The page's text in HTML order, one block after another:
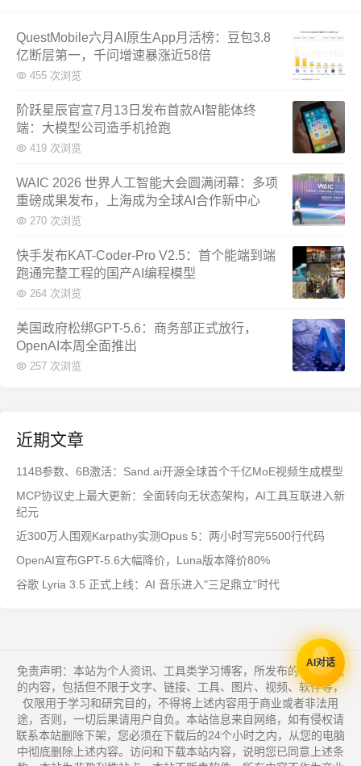
QuestMobile六月AI原生App月活榜：豆包3.8
亿断层第一，千问增速暴涨近58倍
455 次浏览
阶跃星辰官宣7月13日发布首款AI智能体终
端：大模型公司造手机抢跑
419 次浏览
WAIC 2026 世界人工智能大会圆满闭幕：多项
重磅成果发布，上海成为全球AI合作新中心
270 次浏览
快手发布KAT-Coder-Pro V2.5：首个能端到端
跑通完整工程的国产AI编程模型
264 次浏览
美国政府松绑GPT-5.6：商务部正式放行，
OpenAI本周全面推出
257 次浏览
近期文章
114B参数、6B激活：Sand.ai开源全球首个千亿MoE视频生成模型
MCP协议史上最大更新：全面转向无状态架构，AI工具互联进入新
纪元
近300万人围观Karpathy实测Opus 5：两小时写完5500行代码
OpenAI宣布GPT-5.6大幅降价，Luna版本降价80%
谷歌 Lyria 3.5 正式上线：AI 音乐进入"三足鼎立"时代
免责声明：本站为个人资讯、工具类学习博客，所发布的一切形式
的内容，包括但不限于文字、链接、工具、图片、视频、软件等，
仅限用于学习和研究目的，不得将上述内容用于商业或者非法用
途，否则，一切后果请用户自负。本站信息来自网络，如有侵权请
联系本站删除下架，您必须在下载后的24个小时之内，从您的电脑
中彻底删除上述内容。访问和下载本站内容，说明您已同意上述条
AI对话